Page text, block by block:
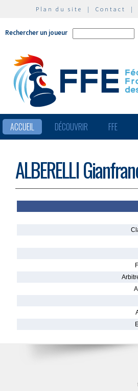
Plan du site | Contact |
Rechercher un joueur
ACCUEIL DÉCOUVRIR FFE
ALBERELLI